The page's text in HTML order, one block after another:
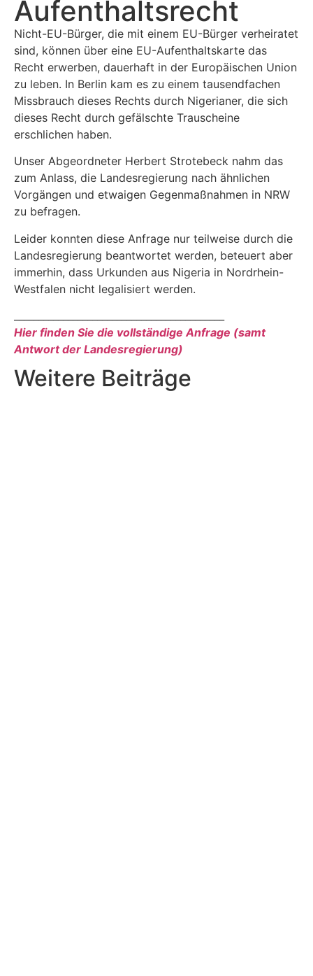
Aufenthaltsrecht
Nicht-EU-Bürger, die mit einem EU-Bürger verheiratet
sind, können über eine EU-Aufenthaltskarte das
Recht erwerben, dauerhaft in der Europäischen Union
zu leben. In Berlin kam es zu einem tausendfachen
Missbrauch dieses Rechts durch Nigerianer, die sich
dieses Recht durch gefälschte Trauscheine
erschlichen haben.
Unser Abgeordneter Herbert Strotebeck nahm das
zum Anlass, die Landesregierung nach ähnlichen
Vorgängen und etwaigen Gegenmaßnahmen in NRW
zu befragen.
Leider konnten diese Anfrage nur teilweise durch die
Landesregierung beantwortet werden, beteuert aber
immerhin, dass Urkunden aus Nigeria in Nordrhein-
Westfalen nicht legalisiert werden.
Hier finden Sie die vollständige Anfrage (samt
Antwort der Landesregierung)
Weitere Beiträge